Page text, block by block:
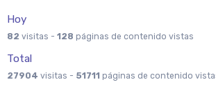
Hoy
82 visitas - 128 páginas de contenido vistas
Total
27904 visitas - 51711 páginas de contenido